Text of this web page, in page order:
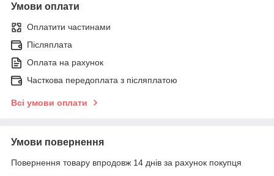
Умови оплати
Оплатити частинами
Післяплата
Оплата на рахунок
Часткова передоплата з післяплатою
Всі умови оплати
Умови повернення
Повернення товару впродовж 14 днів за рахунок покупця